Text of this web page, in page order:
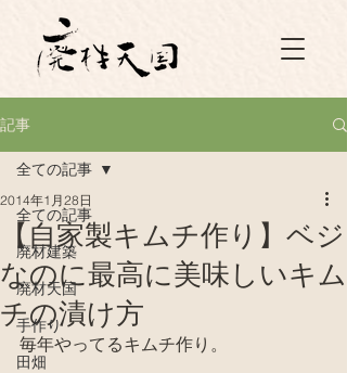
記事
全ての記事
廃材建築
廃材天国
手作り
田畑
全ての記事
【自家製キムチ作り】ベジ
なのに最高に美味しいキム
チの漬け方
2014年1月28日
毎年やってるキムチ作り。